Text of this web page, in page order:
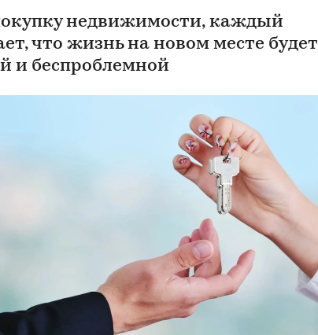
недвижимости, каждый
что жизнь на новом месте будет
и беспроблемной